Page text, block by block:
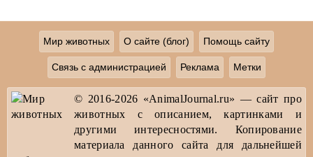
Мир животных О сайте (блог) Помощь сайту
Связь с администрацией Реклама Метки
© 2016-2026 «AnimalJournal.ru» — сайт про
животных с описанием, картинками и
другими интересностями. Копирование
материала данного сайта для дальнейшей